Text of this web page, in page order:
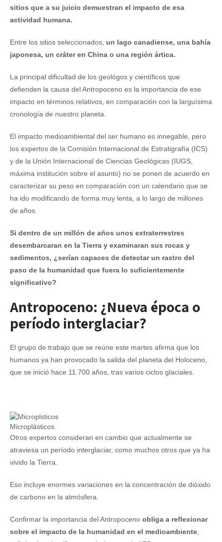
sitios que a su juicio demuestran el impacto de esa
actividad humana.
Entre los sitios seleccionados, un lago canadiense, una bahía
japonesa, un cráter en China o una región ártica.
La principal dificultad de los geológos y científicos que
defienden la causa del Antropoceno es la importancia de ese
impacto en términos relativos, en comparación con la larguísima
cronología de nuestro planeta.
El impacto medioambiental del ser humano es innegable, pero
los expertos de la Comisión Internacional de Estratigrafía (ICS)
y de la Unión Internacional de Ciencias Geológicas (IUGS,
máxima institución sobre el asunto) no se ponen de acuerdo en
caracterizar su peso en comparación con un calendario que se
ha ido modificando de forma muy lenta, a lo largo de millones
de años.
Si dentro de un millón de años unos extraterrestres
desembarcaran en la Tierra y examinaran sus rocas y
sedimentos, ¿serían capaces de detectar un rastro del
paso de la humanidad que fuera lo suficientemente
significativo?
Antropoceno: ¿Nueva época o
período interglaciar?
El grupo de trabajo que se reúne este martes afirma que los
humanos ya han provocado la salida del planeta del Holoceno,
que se inició hace 11.700 años, tras varios ciclos glaciales.
Microplásticos.
Otros expertos consideran en cambio que actualmente se
atraviesa un período interglaciar, como muchos otros que ya ha
vivido la Tierra.
Eso incluye enormes variaciones en la concentración de dióxido
de carbono en la atmósfera.
Confirmar la importancia del Antropoceno obliga a reflexionar
sobre el impacto de la humanidad en el medioambiente